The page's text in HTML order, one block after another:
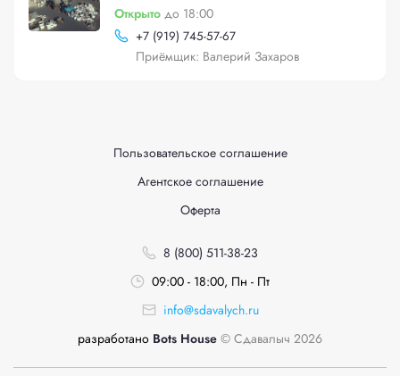
Открыто до 18:00
+7 (919) 745-57-67
Приёмщик: Валерий Захаров
Пользовательское соглашение
Агентское соглашение
Оферта
8 (800) 511-38-23
09:00 - 18:00, Пн - Пт
info@sdavalych.ru
разработано Bots House © Сдавалыч 2026